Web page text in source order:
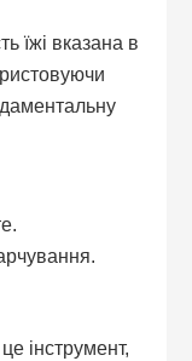
їжі вказана в
інструмент,